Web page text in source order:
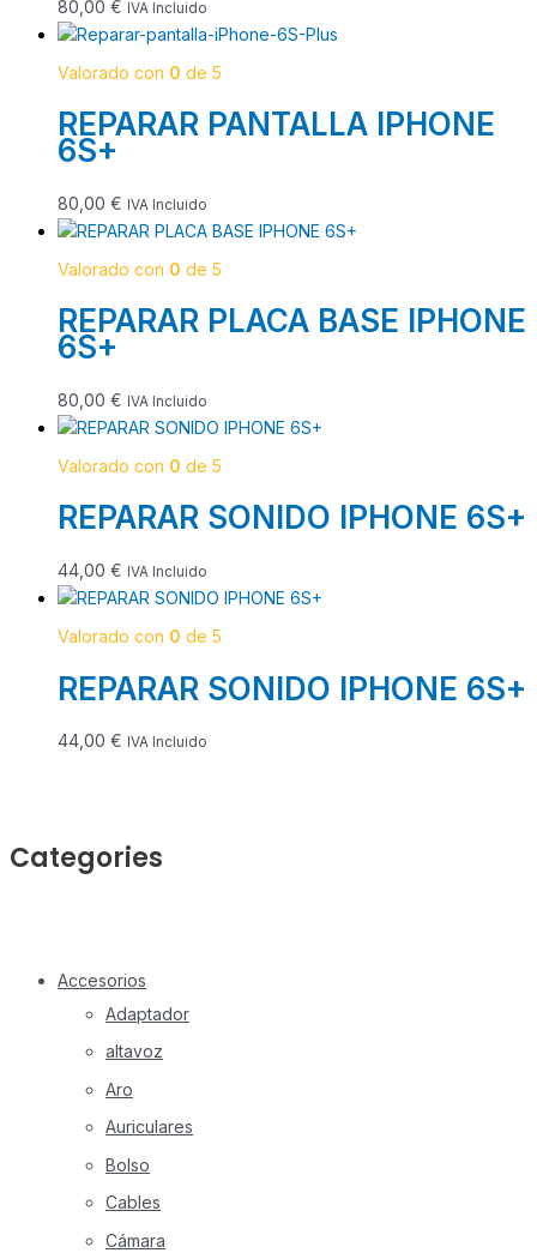
Categories
Accesorios
Adaptador
altavoz
Aro
Auriculares
Bolso
Cables
Cámara
80,00 € IVA Incluido
Valorado con 0 de 5
REPARAR PANTALLA IPHONE
6S+
80,00 € IVA Incluido
Valorado con 0 de 5
REPARAR PLACA BASE IPHONE
6S+
80,00 € IVA Incluido
Valorado con 0 de 5
REPARAR SONIDO IPHONE 6S+
44,00 € IVA Incluido
Valorado con 0 de 5
REPARAR SONIDO IPHONE 6S+
44,00 € IVA Incluido